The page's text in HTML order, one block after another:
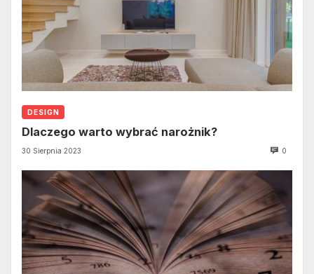
DESIGN
Dlaczego warto wybrać narożnik?
30 Sierpnia 2023 0